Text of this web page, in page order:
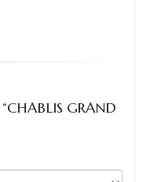
GRAND